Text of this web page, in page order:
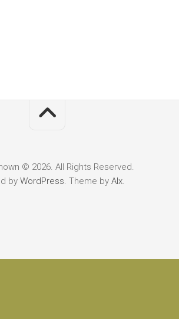
© 2026. All Rights Reserved.
by WordPress. Theme by Alx.